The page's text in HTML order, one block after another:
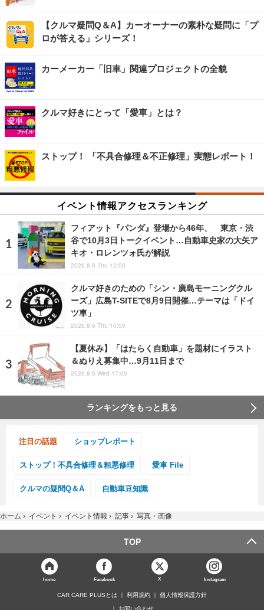
【クルマ疑問Q＆A】カーオーナーの素朴な疑問に「プ
ロが答える」シリーズ！
カーメーカー「旧車」関連プロジェクトの全貌
クルマ好きにとって「愛車」とは？
ストップ！ 「不具合修理＆不正修理」実態レポート！
イベント情報アクセスランキング
フィアット『パンダ』登場から46年、 東京・渋
谷で10月3日トークイベント…自動車史家の大矢ア
キオ・ロレンツォ氏が解説
2026.8.6 Thu 12:00
クルマ好きのための「シン・廣島モーニングクル
ーズ」広島T-SITEで8月9日開催…テーマは「ドイ
ツ車」
2026.8.6 Thu 10:00
【夏休み】「はたらく自動車」を題材にイラスト
＆ぬりえ募集中…9月11日まで
2026.8.5 Wed 17:00
ランキングをもっと見る
注目の話題 ショップレポート
ストップ！不具合修理＆粗悪修理 愛車 File
クルマの疑問Q＆A 自動車豆知識
ホーム › イベント › イベント情報 › 記事 › 写真・画像
TOP
home Facebook X Instagram
CAR CARE PLUSとは 利用規約 個人情報保護方針
お問い合わせ